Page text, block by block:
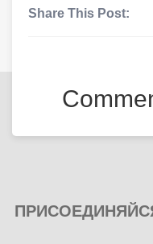
Share This Post: